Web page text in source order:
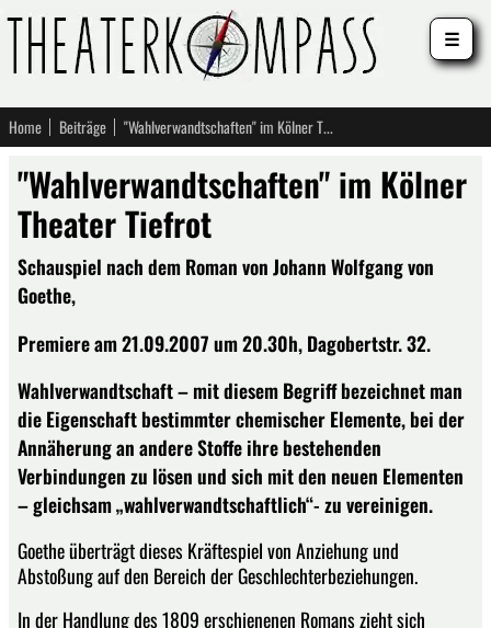
Home Beiträge "Wahlverwandtschaften" im Kölner Theater Tiefrot
"Wahlverwandtschaften" im Kölner
Theater Tiefrot
Schauspiel nach dem Roman von Johann Wolfgang von
Goethe,
Premiere am 21.09.2007 um 20.30h, Dagobertstr. 32.
Wahlverwandtschaft – mit diesem Begriff bezeichnet man
die Eigenschaft bestimmter chemischer Elemente, bei der
Annäherung an andere Stoffe ihre bestehenden
Verbindungen zu lösen und sich mit den neuen Elementen
– gleichsam „wahlverwandtschaftlich“- zu vereinigen.
Goethe überträgt dieses Kräftespiel von Anziehung und
Abstoßung auf den Bereich der Geschlechterbeziehungen.
In der Handlung des 1809 erschienenen Romans zieht sich
☰